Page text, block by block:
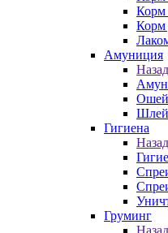
Корм
Корм
Амуниция
Назад
Гигиена
Назад
Груминг
Назад